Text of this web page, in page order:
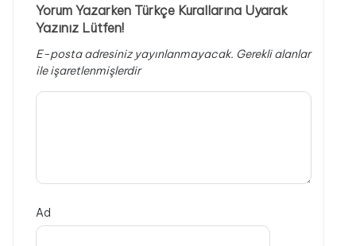
Yorum Yazarken Türkçe Kurallarına Uyarak
Yazınız Lütfen!
E-posta adresiniz yayınlanmayacak. Gerekli alanlar
ile işaretlenmişlerdir
Ad